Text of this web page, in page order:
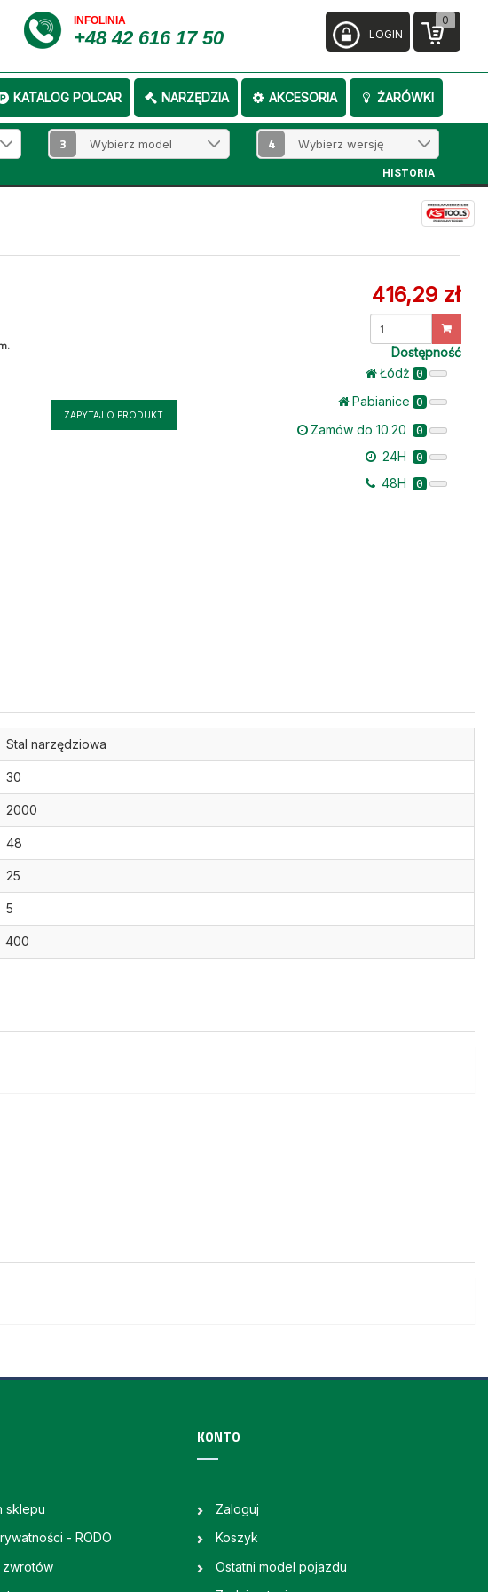
INFOLINIA
+48 42 616 17 50
KATALOG POLCAR NARZĘDZIA AKCESORIA ŻARÓWKI
0
LOGIN
3 4
HISTORIA
ZAPYTAJ O PRODUKT
416,29 zł
Dostępność
Łódż 0
Pabianice 0
Zamów do 10.20 0
24H 0
48H 0
Stal narzędziowa
30
2000
48
25
5
400
sklepu
- RODO
zwrotów
KONTO
Zaloguj
Koszyk
Ostatni model pojazdu